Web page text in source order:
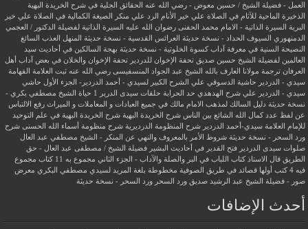
العمل - فضيلة الشيخ / حسين معوض - رضي الله عنه
الحقائق الجلية في شرح الخريدة البهية
الذخيرة الماحية للآثام في الصلاة علي خير الأنام
الرد علي منكر الصيغة الكمالية في الصلاة علي خير
البرية
السيرة الذاتية - الامام محمد الحفنى رضوان الله عليه
السيرة الذاتية لفضيلة الدكتور / العجمي
الدمنهوري
السيوف الحداد - نسخة حديثة العرائس القدسية - نسخة حديثة
المنهل العذب السائغ
النصيحة السنية في معرفة آداب كسوة الخلوتية - نسخة حديثة بهجة السالكين في أحاديث سيد
العالمين لفضيلة الشيخ حسين صديق
تحفة الإخوان للدردير تحفة الإخوان والخلان في بعض آداب أهل
العرفان ترجمة مولانا العارف بالله الشيخ عبد الجواد المنسفيسى رضي الله عنه ثبت العلامة الفهامة
سيدي - الدردير
حاشية الدسوقي علي الشرح الكبير لسيدي - أحمد الدردير- الجزء الأول حاشي
سيدي - الدردير علي شرح الهدهدي حد الحرابة حلقات سيدى الدرير 1
حياة الشيخ مصطفي بكري -
نسخة حديثة دليل السالك لمذهب الامام مالك في جميع العبادات و المعاملات و الميراث رفع الالتباس
عن لفظ عدد كمال الله الشائع بين الناس شرح الخريدة البهية شرح الخريدة البهية في علم التوحيد
للإمام العلامة سيدي-أحمد الدردير شرح المنظومة الدرديرية شرح منظومة أسماء الله الحسنى شرح
ورد السحر - نسخة حديثة شروط الأمر بالمعروف والنهي عن المنكر - الشيخ مصطفي عبد العال
صلوات سيدى الدردير فتح القدير في أحاديث البشير فضيلة الشيخ / مصطفى عبد العال - حق
الطريق
قال الاستاذ كتاب اللباب في البر والصلة والآداب - الجزء الثاني مجموع به 11 كتاب
مجموع
فيه 4 كتب أولها قصائد في طريق الصوفية
مخطوطة بلغة المريد لسيدي مصطفي البكري معرض
صور - فضيلة الشيخ عبد الرشيد صديق
ورد السحر ورد السحر - نسخة حديثة
أحدث الإضافات